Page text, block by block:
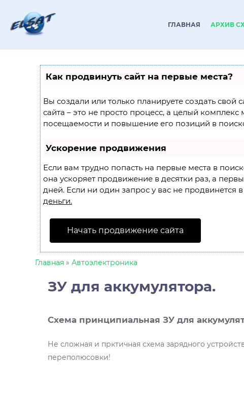
ГЛАВНАЯ АРХИВ
Как продвинуть сайт на первые места?
Вы создали или только планируете создать свой
сайта – это не просто процесс, а целый
посещаемости и повышение его позиций в
Ускорение продвижения
Если вам трудно попасть на первые места в
она ускоряет продвижение в десятки раз, а
дней. Если ни один запрос у вас не продвинется в
деньги.
Начать продвижение сайта
Главная » Автоэлектроника
ЗУ для аккумулятора.
Схема принципиальная ЗУ для
Не сложная и прктичная схема зарядного
переполюсовки!